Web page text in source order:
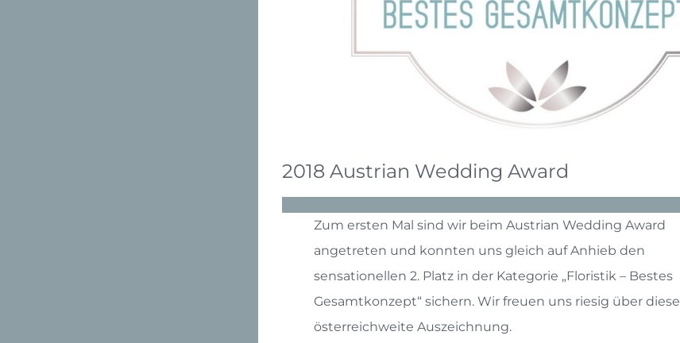
2018 Austrian Wedding Award
Zum ersten Mal sind wir beim Austrian Wedding Award
angetreten und konnten uns gleich auf Anhieb den
sensationellen 2. Platz in der Kategorie „Floristik – Bestes
Gesamtkonzept“ sichern. Wir freuen uns riesig über diese
österreichweite Auszeichnung.